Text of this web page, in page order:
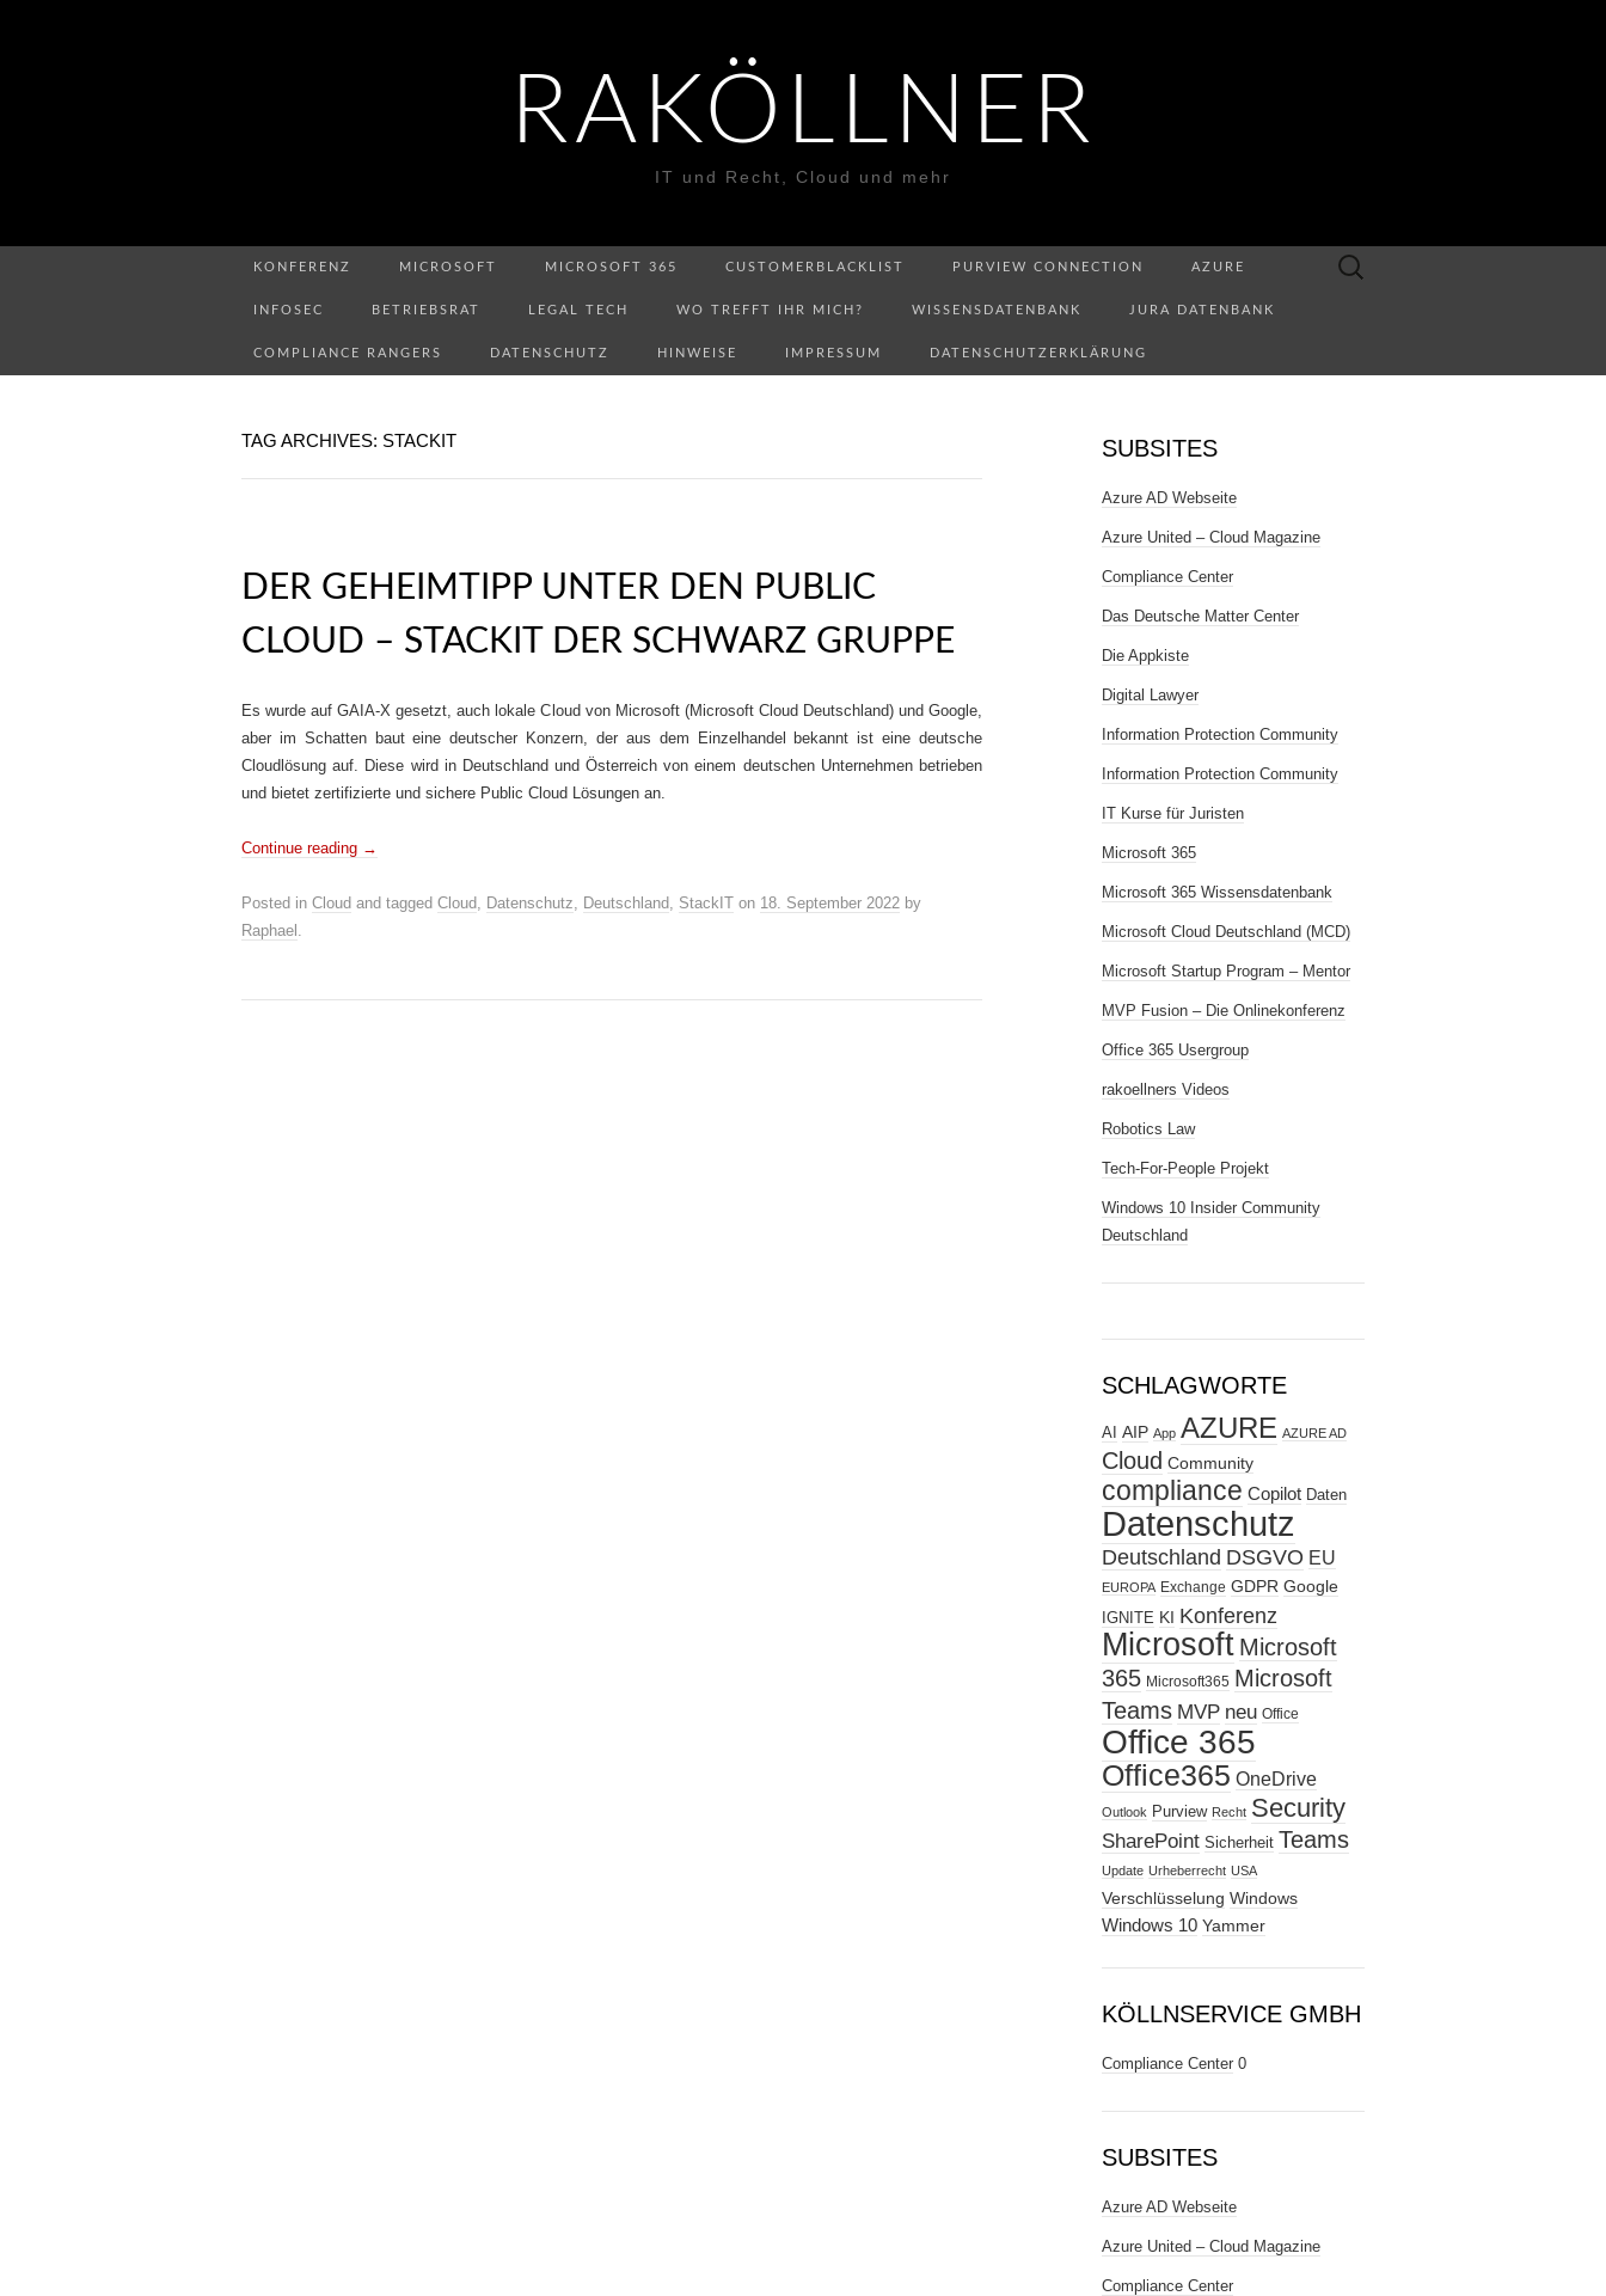
RAKÖLLNER
IT und Recht, Cloud und mehr
KONFERENZ MICROSOFT MICROSOFT 365 CUSTOMERBLACKLIST PURVIEW CONNECTION AZURE
INFOSEC BETRIEBSRAT LEGAL TECH WO TREFFT IHR MICH? WISSENSDATENBANK JURA DATENBANK
COMPLIANCE RANGERS DATENSCHUTZ HINWEISE IMPRESSUM DATENSCHUTZERKLÄRUNG
Suchen
TAG ARCHIVES: STACKIT
DER GEHEIMTIPP UNTER DEN PUBLIC
CLOUD – STACKIT DER SCHWARZ GRUPPE
Es wurde auf GAIA-X gesetzt, auch lokale Cloud von Microsoft (Microsoft Cloud Deutschland) und Google,
aber im Schatten baut eine deutscher Konzern, der aus dem Einzelhandel bekannt ist eine deutsche
Cloudlösung auf. Diese wird in Deutschland und Österreich von einem deutschen Unternehmen betrieben
und bietet zertifizierte und sichere Public Cloud Lösungen an.
Continue reading →
Posted in Cloud and tagged Cloud, Datenschutz, Deutschland, StackIT on 18. September 2022 by
Raphael .
SUBSITES
Azure AD Webseite
Azure United – Cloud Magazine
Compliance Center
Das Deutsche Matter Center
Die Appkiste
Digital Lawyer
Information Protection Community
Information Protection Community
IT Kurse für Juristen
Microsoft 365
Microsoft 365 Wissensdatenbank
Microsoft Cloud Deutschland (MCD)
Microsoft Startup Program – Mentor
MVP Fusion – Die Onlinekonferenz
Office 365 Usergroup
rakoellners Videos
Robotics Law
Tech-For-People Projekt
Windows 10 Insider Community
Deutschland
SCHLAGWORTE
AI AIP App AZURE AZURE AD
Cloud Community
compliance Copilot Daten
Datenschutz
Deutschland DSGVO EU
EUROPA Exchange GDPR Google
IGNITE KI Konferenz
Microsoft Microsoft
365 Microsoft365 Microsoft
Teams MVP neu Office
Office 365
Office365 OneDrive
Outlook Purview Recht Security
SharePoint Sicherheit Teams
Update Urheberrecht USA
Verschlüsselung Windows
Windows 10 Yammer
KÖLLNSERVICE GMBH
Compliance Center 0
SUBSITES
Azure AD Webseite
Azure United – Cloud Magazine
Compliance Center